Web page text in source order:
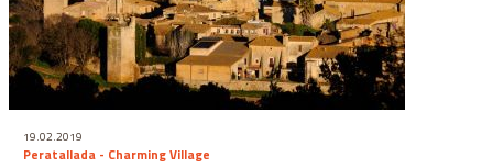
19.02.2019
Peratallada - Charming Village